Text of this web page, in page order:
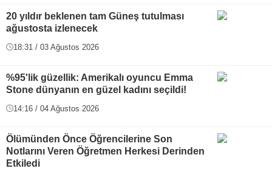
20 yıldır beklenen tam Güneş tutulması
ağustosta izlenecek
18:31 / 03 Ağustos 2026
%95'lik güzellik: Amerikalı oyuncu Emma
Stone dünyanın en güzel kadını seçildi!
14:16 / 04 Ağustos 2026
Ölümünden Önce Öğrencilerine Son
Notlarını Veren Öğretmen Herkesi Derinden
Etkiledi